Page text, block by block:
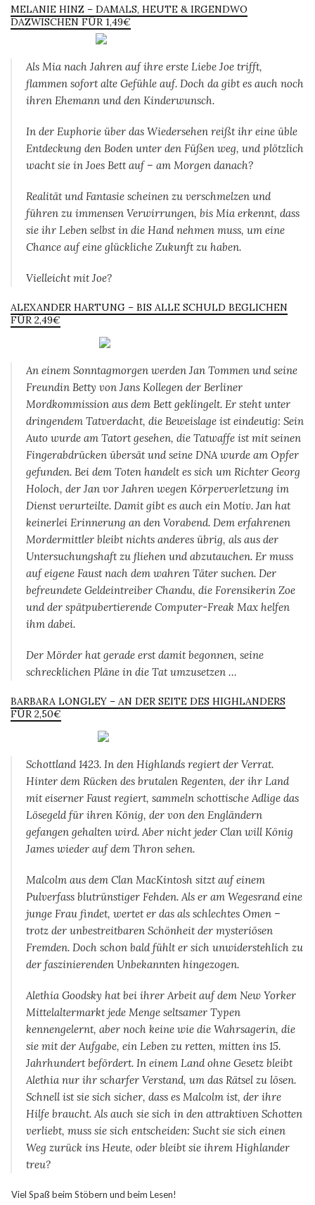
MELANIE HINZ – DAMALS, HEUTE & IRGENDWO
DAZWISCHEN FÜR 1,49€
Als Mia nach Jahren auf ihre erste Liebe Joe trifft,
flammen sofort alte Gefühle auf. Doch da gibt es auch noch
ihren Ehemann und den Kinderwunsch.
In der Euphorie über das Wiedersehen reißt ihr eine üble
Entdeckung den Boden unter den Füßen weg, und plötzlich
wacht sie in Joes Bett auf – am Morgen danach?
Realität und Fantasie scheinen zu verschmelzen und
führen zu immensen Verwirrungen, bis Mia erkennt, dass
sie ihr Leben selbst in die Hand nehmen muss, um eine
Chance auf eine glückliche Zukunft zu haben.
Vielleicht mit Joe?
ALEXANDER HARTUNG – BIS ALLE SCHULD BEGLICHEN
FÜR 2,49€
An einem Sonntagmorgen werden Jan Tommen und seine
Freundin Betty von Jans Kollegen der Berliner
Mordkommission aus dem Bett geklingelt. Er steht unter
dringendem Tatverdacht, die Beweislage ist eindeutig: Sein
Auto wurde am Tatort gesehen, die Tatwaffe ist mit seinen
Fingerabdrücken übersät und seine DNA wurde am Opfer
gefunden. Bei dem Toten handelt es sich um Richter Georg
Holoch, der Jan vor Jahren wegen Körperverletzung im
Dienst verurteilte. Damit gibt es auch ein Motiv. Jan hat
keinerlei Erinnerung an den Vorabend. Dem erfahrenen
Mordermittler bleibt nichts anderes übrig, als aus der
Untersuchungshaft zu fliehen und abzutauchen. Er muss
auf eigene Faust nach dem wahren Täter suchen. Der
befreundete Geldeintreiber Chandu, die Forensikerin Zoe
und der spätpubertierende Computer-Freak Max helfen
ihm dabei.
Der Mörder hat gerade erst damit begonnen, seine
schrecklichen Pläne in die Tat umzusetzen …
BARBARA LONGLEY – AN DER SEITE DES HIGHLANDERS
FÜR 2,50€
Schottland 1423. In den Highlands regiert der Verrat.
Hinter dem Rücken des brutalen Regenten, der ihr Land
mit eiserner Faust regiert, sammeln schottische Adlige das
Lösegeld für ihren König, der von den Engländern
gefangen gehalten wird. Aber nicht jeder Clan will König
James wieder auf dem Thron sehen.
Malcolm aus dem Clan MacKintosh sitzt auf einem
Pulverfass blutrünstiger Fehden. Als er am Wegesrand eine
junge Frau findet, wertet er das als schlechtes Omen –
trotz der unbestreitbaren Schönheit der mysteriösen
Fremden. Doch schon bald fühlt er sich unwiderstehlich zu
der faszinierenden Unbekannten hingezogen.
Alethia Goodsky hat bei ihrer Arbeit auf dem New Yorker
Mittelaltermarkt jede Menge seltsamer Typen
kennengelernt, aber noch keine wie die Wahrsagerin, die
sie mit der Aufgabe, ein Leben zu retten, mitten ins 15.
Jahrhundert befördert. In einem Land ohne Gesetz bleibt
Alethia nur ihr scharfer Verstand, um das Rätsel zu lösen.
Schnell ist sie sich sicher, dass es Malcolm ist, der ihre
Hilfe braucht. Als auch sie sich in den attraktiven Schotten
verliebt, muss sie sich entscheiden: Sucht sie sich einen
Weg zurück ins Heute, oder bleibt sie ihrem Highlander
treu?
Viel Spaß beim Stöbern und beim Lesen!